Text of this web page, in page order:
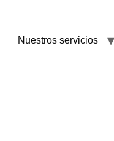
Nuestros servicios